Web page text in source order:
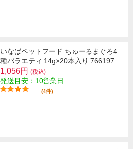
いなばペットフード ちゅーるまぐろ4
種バラエティ 14g×20本入り 766197
1,056円 (税込)
発送目安：10営業日
(4件)